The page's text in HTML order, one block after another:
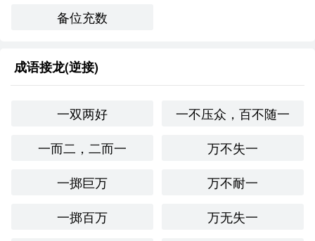
中，这种行为仍然受到谴责，因此该成语在当下仍有其适用
该成语让我联想到一些人际关系中的冲突，尤其是那些总是
喜欢挑起争端的人。它在表达愤怒、无奈和警惕等情感时，
能够有效传达出对这种行为的不满。
个人应用
在我的生活中，曾遇到过一个同事，总是喜欢在团队中制造
的行为，借此提醒其他同事注意情绪管理和团队和谐。
备位充数
成语接龙(逆接)
一双两好
一不压众，百不随一
一而二，二而一
万不失一
一掷巨万
万不耐一
一掷百万
万无失一